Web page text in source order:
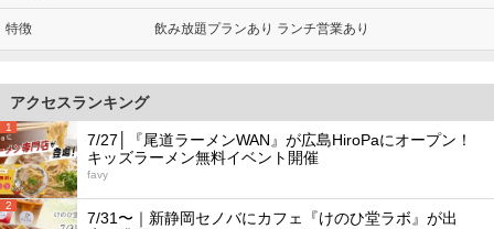
特徴 飲み放題プランあり ランチ営業あり
アクセスランキング
1
7/27│『尾道ラーメンWAN』が広島HiroPaにオープン！
キッズラーメン無料イベント開催
favy
2
7/31〜｜新静岡セノバにカフェ『けのひ堂ラボ』が出